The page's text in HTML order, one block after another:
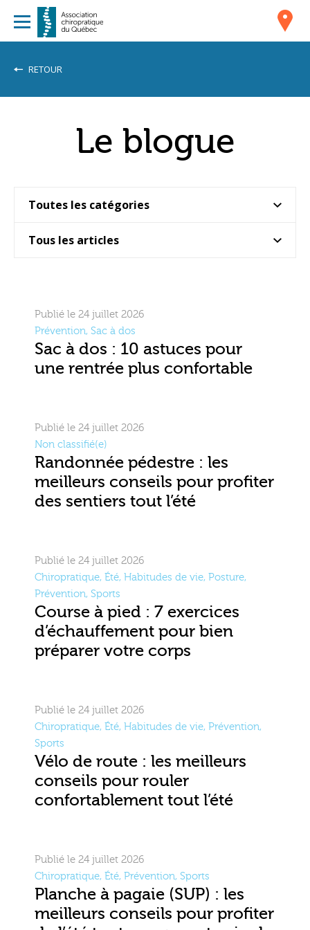
RETOUR
Le blogue
Publié le 24 juillet 2026
Prévention, Sac à dos
Sac à dos : 10 astuces pour
une rentrée plus confortable
Publié le 24 juillet 2026
Non classifié(e)
Randonnée pédestre : les
meilleurs conseils pour profiter
des sentiers tout l’été
Publié le 24 juillet 2026
Chiropratique, Été, Habitudes de vie, Posture,
Prévention, Sports
Course à pied : 7 exercices
d’échauffement pour bien
préparer votre corps
Publié le 24 juillet 2026
Chiropratique, Été, Habitudes de vie, Prévention,
Sports
Vélo de route : les meilleurs
conseils pour rouler
confortablement tout l’été
Publié le 24 juillet 2026
Chiropratique, Été, Prévention, Sports
Planche à pagaie (SUP) : les
meilleurs conseils pour profiter